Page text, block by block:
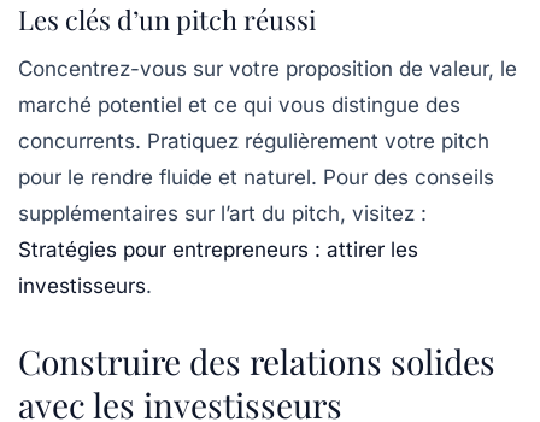
Les clés d’un pitch réussi
Concentrez-vous sur votre proposition de valeur, le
marché potentiel et ce qui vous distingue des
concurrents. Pratiquez régulièrement votre pitch
pour le rendre fluide et naturel. Pour des conseils
supplémentaires sur l’art du pitch, visitez :
Stratégies pour entrepreneurs : attirer les
investisseurs.
Construire des relations solides
avec les investisseurs